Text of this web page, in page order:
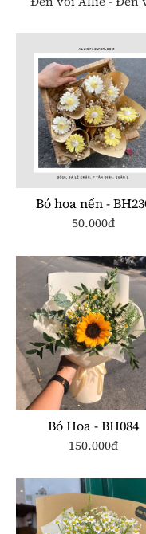
Bó hoa nến -
50.000đ
Bó Hoa - BH084
150.000đ